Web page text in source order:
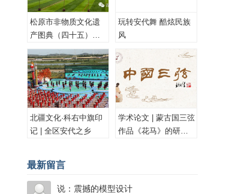
松原市非物质文化遗
产图典（四十五）蒙
古族安代舞
玩转安代舞 酷炫民族
风
北疆文化·科右中旗印
记 | 全区安代之乡
学术论文 | 蒙古国三弦
作品《花马》的研究
最新留言
说：震撼的模型设计